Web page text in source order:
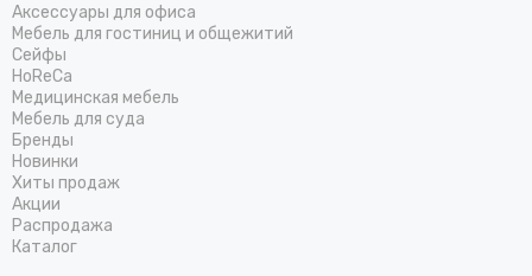
Аксессуары для офиса
Мебель для гостиниц и общежитий
Cейфы
HoReCa
Медицинская мебель
Мебель для суда
Бренды
Новинки
Хиты продаж
Акции
Распродажа
Каталог